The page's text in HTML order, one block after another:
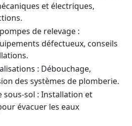
et électriques,
de relevage :
défectueux, conseils
: Débouchage,
des systèmes de plomberie.
sous-sol : Installation et
évacuer les eaux